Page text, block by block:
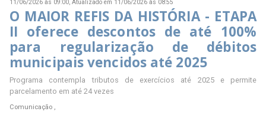
11/06/2026 às 09:00, Atualizado em 11/06/2026 às 08:55
O MAIOR REFIS DA HISTÓRIA - ETAPA
II oferece descontos de até 100%
para regularização de débitos
municipais vencidos até 2025
Programa contempla tributos de exercícios até 2025 e permite
parcelamento em até 24 vezes
Comunicação ,